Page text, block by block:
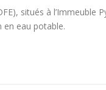
situés à l’Immeuble
en eau potable.